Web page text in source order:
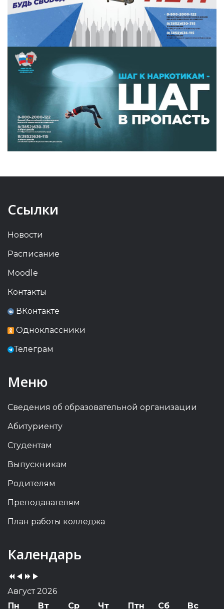
Ссылки
Новости
Расписание
Moodle
Контакты
ВКонтакте
Одноклассники
Телеграм
Меню
Сведения об образовательной организации
Абитуриенту
Студентам
Выпускникам
Родителям
Преподавателям
План работы колледжа
Календарь
Previous
Year
Previous
Month
YearMonth
Август 2026
Пн
Вт Ср Чт Птн Сб Вс